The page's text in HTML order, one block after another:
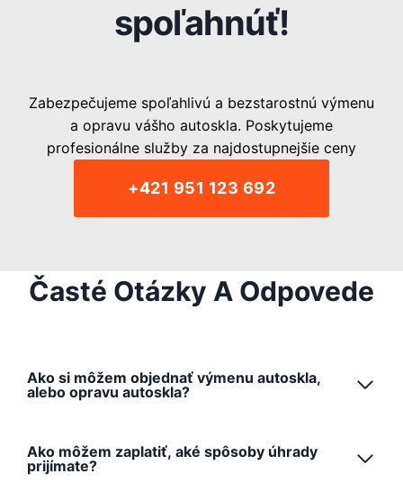
spoľahnúť!
Zabezpečujeme spoľahlivú a bezstarostnú výmenu
a opravu vášho autoskla. Poskytujeme
profesionálne služby za najdostupnejšie ceny
+421 951 123 692
Časté Otázky A Odpovede
Ako si môžem objednať výmenu autoskla,
alebo opravu autoskla?
Ako môžem zaplatiť, aké spôsoby úhrady
prijímate?